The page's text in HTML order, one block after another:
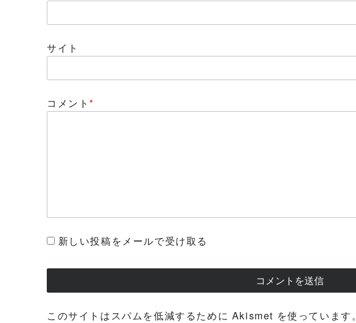
サイト
コメント*
新しい投稿をメールで受け取る
このサイトはスパムを低減するために Akismet を使っています。